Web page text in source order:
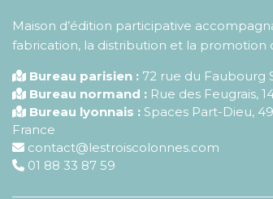
Maison d’édition participative
fabrication, la distribution et la promotion
Bureau parisien : 72 rue du Faubourg
Bureau normand : Rue des Feugrais,
Bureau lyonnais : Spaces Part-Dieu,
France
contact@lestroiscolonnes.com
01 88 33 87 59